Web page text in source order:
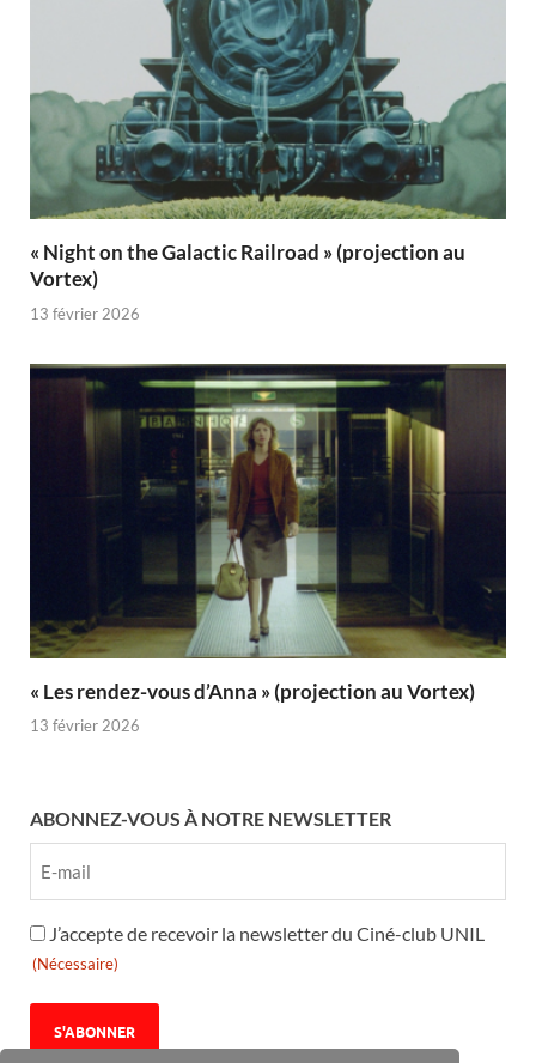
« Night on the Galactic Railroad » (projection au
Vortex)
13 février 2026
« Les rendez-vous d’Anna » (projection au Vortex)
13 février 2026
ABONNEZ-VOUS À NOTRE NEWSLETTER
RGPD
(Nécessaire)
J’accepte de recevoir la newsletter du Ciné-club UNIL
(Nécessaire)